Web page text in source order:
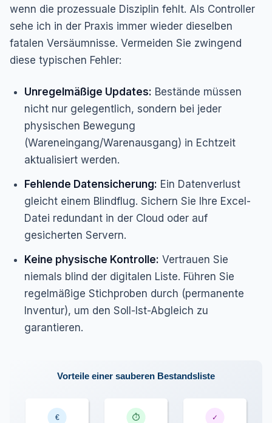
wenn die prozessuale Disziplin fehlt. Als Controller
sehe ich in der Praxis immer wieder dieselben
fatalen Versäumnisse. Vermeiden Sie zwingend
diese typischen Fehler:
Unregelmäßige Updates: Bestände müssen
nicht nur gelegentlich, sondern bei jeder
physischen Bewegung
(Wareneingang/Warenausgang) in Echtzeit
aktualisiert werden.
Fehlende Datensicherung: Ein Datenverlust
gleicht einem Blindflug. Sichern Sie Ihre Excel-
Datei redundant in der Cloud oder auf
gesicherten Servern.
Keine physische Kontrolle: Vertrauen Sie
niemals blind der digitalen Liste. Führen Sie
regelmäßige Stichproben durch (permanente
Inventur), um den Soll-Ist-Abgleich zu
garantieren.
Vorteile einer sauberen Bestandsliste
€ ⏱ ✓